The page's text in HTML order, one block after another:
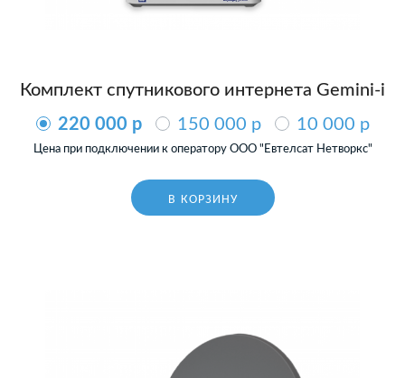
Комплект спутникового интернета Gemini-i
220 000 p
150 000 p 10 000 p
Цена при подключении к оператору ООО "Евтелсат Нетворкс"
В КОРЗИНУ